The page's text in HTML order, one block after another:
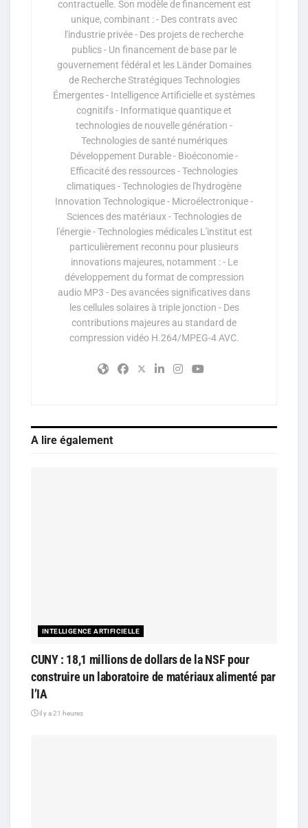
contractuelle. Son modèle de financement est
unique, combinant : - Des contrats avec
l'industrie privée - Des projets de recherche
publics - Un financement de base par le
gouvernement fédéral et les Länder Domaines
de Recherche Stratégiques Technologies
Émergentes - Intelligence Artificielle et systèmes
cognitifs - Informatique quantique et
technologies de nouvelle génération -
Technologies de santé numériques
Développement Durable - Bioéconomie -
Efficacité des ressources - Technologies
climatiques - Technologies de l'hydrogène
Innovation Technologique - Microélectronique -
Sciences des matériaux - Technologies de
l'énergie - Technologies médicales L'institut est
particulièrement reconnu pour plusieurs
innovations majeures, notamment : - Le
développement du format de compression
audio MP3 - Des avancées significatives dans
les cellules solaires à triple jonction - Des
contributions majeures au standard de
compression vidéo H.264/MPEG-4 AVC.
A lire également
INTELLIGENCE ARTIFICIELLE
CUNY : 18,1 millions de dollars de la NSF pour
construire un laboratoire de matériaux alimenté par
l’IA
il y a 21 heures